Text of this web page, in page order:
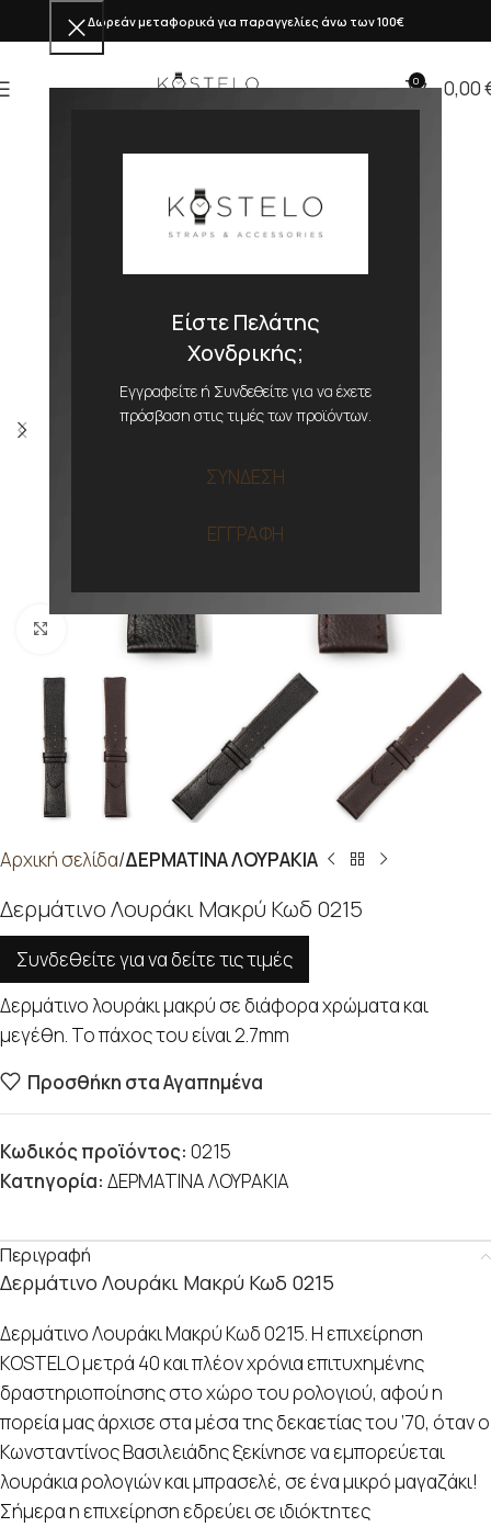
Είστε Πελάτης
Χονδρικής;
Εγγραφείτε ή Συνδεθείτε για να έχετε
πρόσβαση στις τιμές των προϊόντων.
ΣΥΝΔΕΣΗ
ΕΓΓΡΑΦΗ
Δωρεάν μεταφορικά για παραγγελίες άνω των 100€
0 0,00
Προβολή
Αρχική σελίδα ΔΕΡΜΑΤΙΝΑ ΛΟΥΡΑΚΙΑ
Δερμάτινο Λουράκι Μακρύ Κωδ 0215
Συνδεθείτε για να δείτε τις τιμές
Δερμάτινο λουράκι μακρύ σε διάφορα χρώματα και
μεγέθη. Το πάχος του είναι 2.7mm
Προσθήκη στα Αγαπημένα
Κωδικός προϊόντος: 0215
Κατηγορία: ΔΕΡΜΑΤΙΝΑ ΛΟΥΡΑΚΙΑ
Περιγραφή
Δερμάτινο Λουράκι Μακρύ Κωδ 0215
Δερμάτινο Λουράκι Μακρύ Κωδ 0215. Η επιχείρηση
KOSTELO μετρά 40 και πλέον χρόνια επιτυχημένης
δραστηριοποίησης στο χώρο του ρολογιού, αφού η
πορεία μας άρχισε στα μέσα της δεκαετίας του ’70, όταν ο
Κωνσταντίνος Βασιλειάδης ξεκίνησε να εμπορεύεται
λουράκια ρολογιών και μπρασελέ, σε ένα μικρό μαγαζάκι!
Σήμερα η επιχείρηση εδρεύει σε ιδιόκτητες